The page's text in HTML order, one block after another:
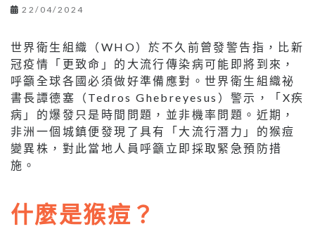
22/04/2024
世界衛生組織（WHO）於不久前曾發警告指，比新
冠疫情「更致命」的大流行傳染病可能即將到來，
呼籲全球各國必須做好準備應對。世界衛生組織祕
書長譚德塞（Tedros Ghebreyesus）警示，「X疾
病」的爆發只是時間問題，並非機率問題。近期，
非洲一個城鎮便發現了具有「大流行潛力」的猴痘
變異株，對此當地人員呼籲立即採取緊急預防措
施。
什麼是猴痘？